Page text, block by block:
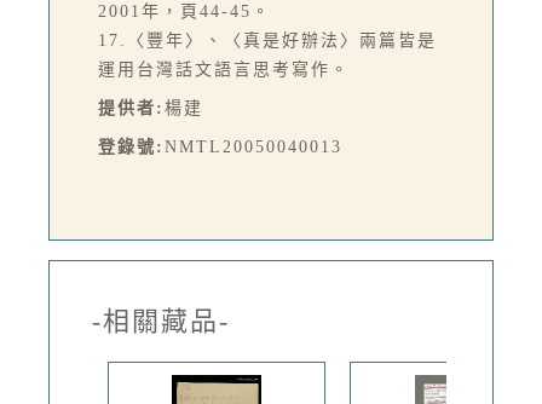
2001年，頁44-45。
17.〈豐年〉、〈真是好辦法〉兩篇皆是
運用台灣話文語言思考寫作。
提供者: 楊建
登錄號: NMTL20050040013
-相關藏品-